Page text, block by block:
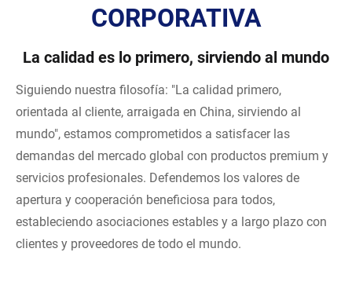
CORPORATIVA
La calidad es lo primero, sirviendo al mundo
Siguiendo nuestra filosofía: "La calidad primero,
orientada al cliente, arraigada en China, sirviendo al
mundo", estamos comprometidos a satisfacer las
demandas del mercado global con productos premium y
servicios profesionales. Defendemos los valores de
apertura y cooperación beneficiosa para todos,
estableciendo asociaciones estables y a largo plazo con
clientes y proveedores de todo el mundo.